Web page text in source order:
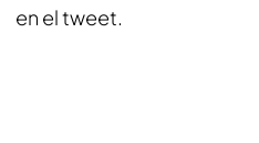
en el tweet.